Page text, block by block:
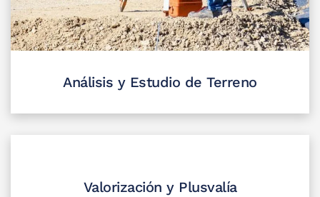
Análisis y Estudio de Terreno
Valorización y Plusvalía